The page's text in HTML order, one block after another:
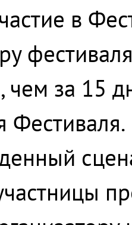
в
чем за 15
Фестиваля.